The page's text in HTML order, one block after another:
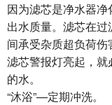
因为滤芯是净水器
出水质量。滤芯在
间承受杂质超负荷伤
滤芯警报灯亮起，
的水。
“沐浴”—定期冲